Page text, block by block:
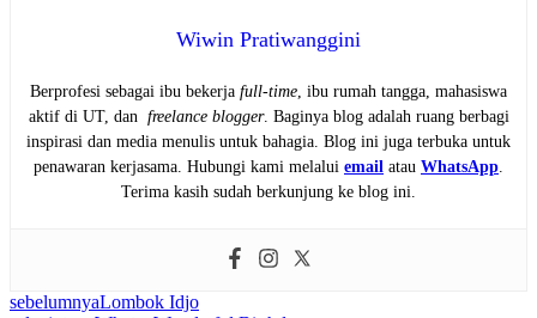
Wiwin Pratiwanggini
Berprofesi sebagai ibu bekerja full-time , ibu rumah tangga, mahasiswa
aktif di UT, dan freelance blogger. Baginya blog adalah ruang berbagi
inspirasi dan media menulis untuk bahagia. Blog ini juga terbuka untuk
penawaran kerjasama. Hubungi kami melalui email atau WhatsApp
Terima kasih sudah berkunjung ke blog ini.
sebelumnyaLombok Idjo